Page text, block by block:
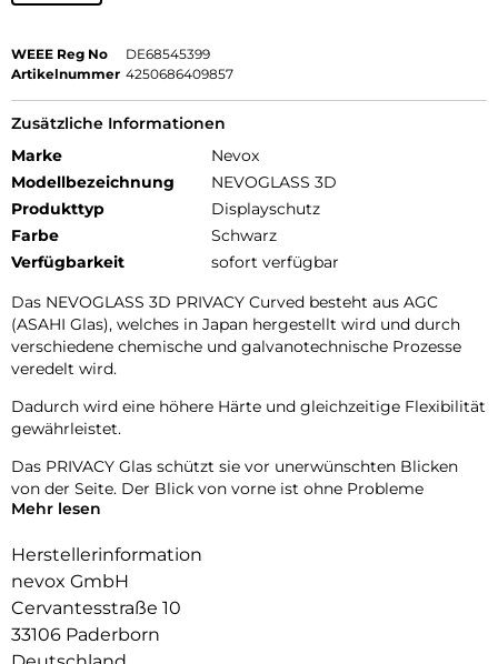
WEEE Reg No
DE68545399
Artikelnummer 4250686409857
Zusätzliche Informationen
Marke
Nevox
Modellbezeichnung
NEVOGLASS 3D
Produkttyp
Displayschutz
Farbe
Schwarz
Verfügbarkeit
sofort verfügbar
Das NEVOGLASS 3D PRIVACY Curved besteht aus AGC
(ASAHI Glas), welches in Japan hergestellt wird und durch
verschiedene chemische und galvanotechnische Prozesse
veredelt wird.
Dadurch wird eine höhere Härte und gleichzeitige Flexibilität
gewährleistet.
Das PRIVACY Glas schützt sie vor unerwünschten Blicken
von der Seite. Der Blick von vorne ist ohne Probleme
möglich, gleichzeitig wird der Blick von der Seite
Das NEVOGLASS 3D ist an den Kanten gewölbt und passt
sich somit dem Display an, wodurch eine bessere Haptik
erzielt.
Durch die Umformungen wird das komplette Display
Mehr lesen
Herstellerinformation
nevox GmbH
Cervantesstraße 10
33106 Paderborn